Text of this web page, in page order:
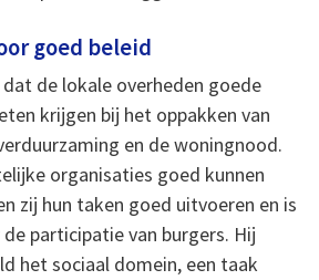
goed beleid
de lokale overheden goede
krijgen bij het oppakken van
en de woningnood.
organisaties goed kunnen
zij hun taken goed uitvoeren en is
participatie van burgers. Hij
het sociaal domein, een taak